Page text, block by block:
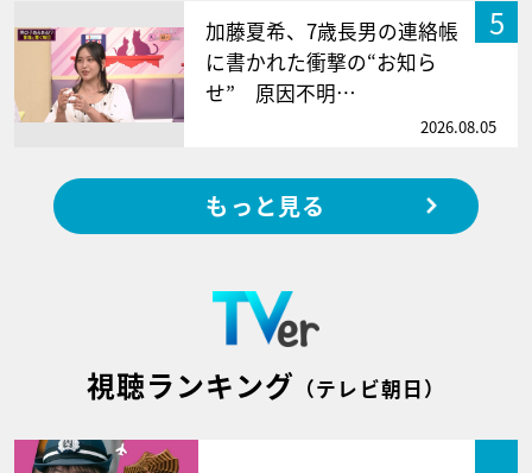
5
加藤夏希、7歳長男の連絡帳
に書かれた衝撃の“お知ら
せ” 原因不明…
2026.08.05
もっと見る
視聴ランキング （テレビ朝日）